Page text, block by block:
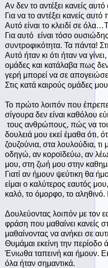
Αν δεν το αντέξει κανείς
Για να το αντέξει κανείς
Αυτό είναι το κλειδί σε
Για αυτό είναι τόσο
συντροφικότητα. Τα πάντα!
Αυτό ήταν κι ότι ήταν να
ομάδες και κατάλαβα πως
γερή μπορεί να σε
Στις κατά καιρούς ομάδες
Το πρώτο λοιπόν που
σίγουρα δεν είναι καθόλου
τους ανθρώπους, πώς να
δουλειά μου εκεί έμαθα ότι,
ζουζούνια, στα λουλούδια,
οδηγώ, αν κοροϊδεύω, αν
μου, στη ζωή μου στην
Γιατί αν ήμουν ψεύτικη θα
είμαι ο καλύτερος εαυτός
καλό, το όμορφο, το
Δουλεύοντας λοιπόν με τον
φράση που μαθαίνει κανείς
μαθαίνοντας να ανήκει σε
Θυμάμαι εκείνη την περίοδο
Ένιωθα ταπεινή και ήμουν.
όλα ήταν σημαντικά.